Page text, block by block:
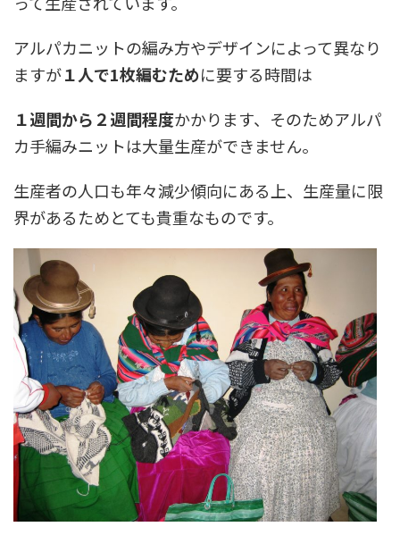
アルパカニットの編み方やデザインによって異なり
ますが１人で1枚編むために要する時間は
１週間から２週間程度かかります、そのためアルパ
カ手編みニットは大量生産ができません。
生産者の人口も年々減少傾向にある上、生産量に限
界があるためとても貴重なものです。